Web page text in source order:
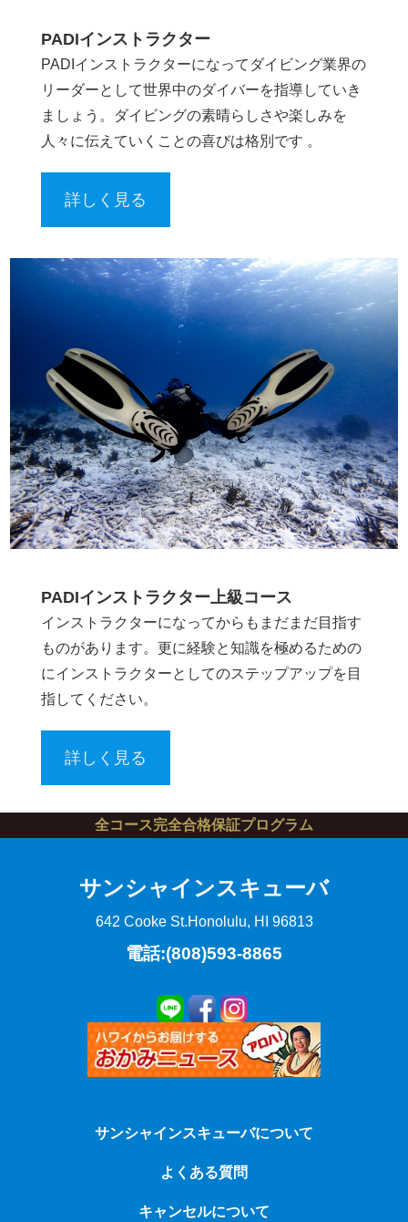
PADIインストラクター
PADIインストラクターになってダイビング業界の
リーダーとして世界中のダイバーを指導していき
ましょう。ダイビングの素晴らしさや楽しみを
人々に伝えていくことの喜びは格別です 。
詳しく見る
PADIインストラクター上級コース
インストラクターになってからもまだまだ目指す
ものがあります。更に経験と知識を極めるための
にインストラクターとしてのステップアップを目
指してください。
詳しく見る
全コース完全合格保証プログラム
サンシャインスキューバ
642 Cooke St.Honolulu, HI 96813
電話:(808)593-8865
サンシャインスキューバについて
よくある質問
キャンセルについて